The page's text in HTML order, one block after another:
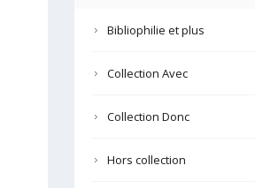
Bibliophilie et plus
Collection Avec
Collection Donc
Hors collection